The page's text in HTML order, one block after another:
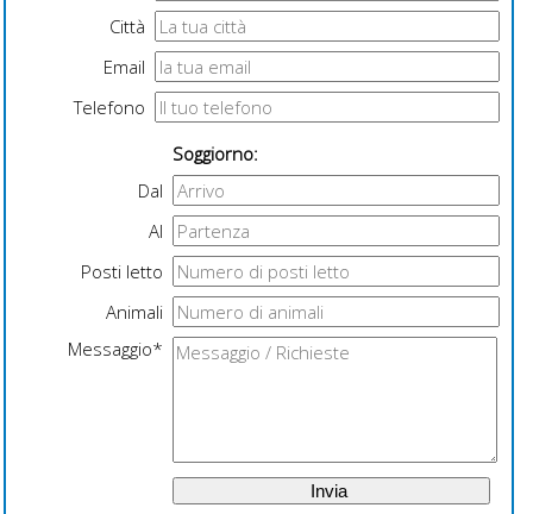
Città
Email
Telefono
Soggiorno:
Dal
Al
Posti letto
Animali
Messaggio*